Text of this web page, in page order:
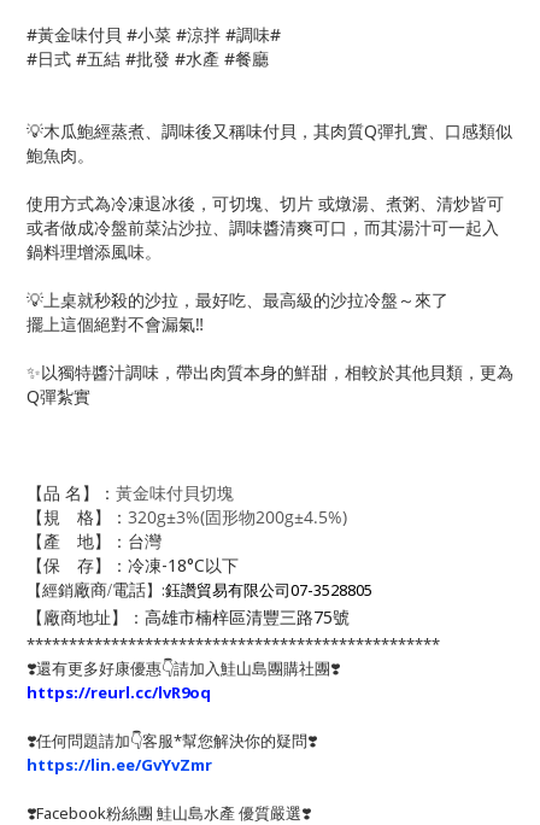
#黃金味付貝 #小菜 #涼拌 #調味#
#日式 #五結 #批發 #水產 #餐廳
💡木瓜鮑經蒸煮、調味後又稱味付貝，其肉質Q彈扎實、口感類似
鮑魚肉。
使用方式為冷凍退冰後，可切塊、切片 或燉湯、煮粥、清炒皆可
或者做成冷盤前菜沾沙拉、調味醬清爽可口，而其湯汁可一起入
鍋料理增添風味。
💡上桌就秒殺的沙拉，最好吃、最高級的沙拉冷盤～來了
擺上這個絕對不會漏氣‼️
✨以獨特醬汁調味，帶出肉質本身的鮮甜，相較於其他貝類，更為
Q彈紮實
【品 名】： 黃金味付貝切塊
【規 格】： 320g±3%(固形物200g±4.5%)
【產 地】：台灣
【保 存】：冷凍-18°C以下
【經銷廠商/電話】:鈺讚貿易有限公司07-3528805
【 廠商地址 】： 高雄市楠梓區清豐三路75號
*************************************************
❣️還有更多好康優惠👇請加入鮭山島團購社團❣️
https://reurl.cc/lvR9oq
❣️任何問題請加👇客服*幫您解決你的疑問❣️
https://lin.ee/GvYvZmr
❣️Facebook粉絲團 鮭山島水產 優質嚴選❣️